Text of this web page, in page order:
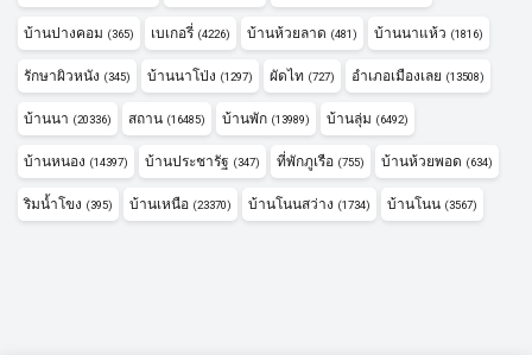
บ้านปางคอม (365) เบเกอรี่ (4226) บ้านห้วยลาด (481) บ้านนาแห้ว (1816)
รักษาผิวหนัง (345) บ้านนาโป่ง (1297) ผัดไท (727) อำเภอเมืองเลย (13508)
บ้านนา (20336) สถาน (16485) บ้านพัก (13989) บ้านลุ่ม (6492)
บ้านหนอง (14397) บ้านประชารัฐ (347) ที่พักภูเรือ (755) บ้านห้วยพอด (634)
ริมน้ำโขง (395) บ้านเหนือ (23370) บ้านโนนสว่าง (1734) บ้านโนน (3567)